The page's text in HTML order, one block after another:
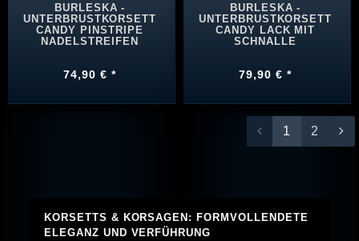
BURLESKA -
UNTERBRUSTKORSETT
CANDY PINSTRIPE
NADELSTREIFEN
74,90 € *
BURLESKA -
UNTERBRUSTKORSETT
CANDY LACK MIT
SCHNALLE
79,90 € *
1 2
KORSETTS & KORSAGEN: FORMVOLLENDETE
ELEGANZ UND VERFÜHRUNG